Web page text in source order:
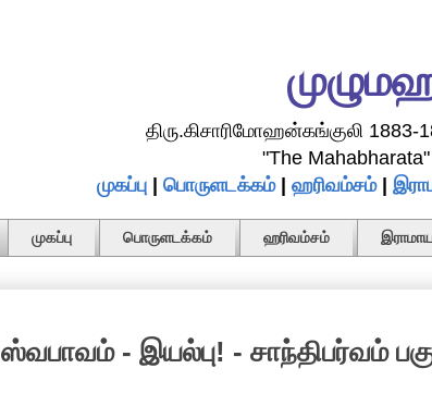
திரு.கிசாரிமோஹன்கங்குலி
"The
முகப்பு
பொருளடக்கம்| ஹரிவம்சம்|
முகப்பு பொருளடக்கம் ஹரிவம்சம்
ஸ்வபாவம் - இயல்பு! - சாந்திபர்வம்